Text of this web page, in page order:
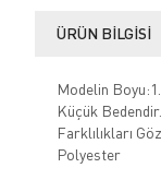
ÜRÜN BILGISI
Modelin
Küçük
Farklılıkları
Polyester